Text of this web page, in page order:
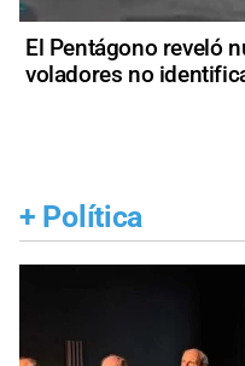
El Pentágono reveló
voladores no
+ Política